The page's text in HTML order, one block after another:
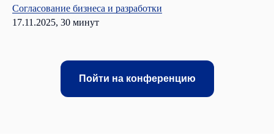
Согласование бизнеса и разработки
17.11.2025, 30 минут
Пойти на конференцию
Рекомендуемые